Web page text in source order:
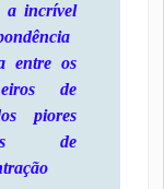
a incrível
entre os
de
piores
de